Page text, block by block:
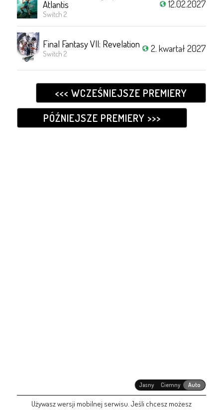
Atlantis
Switch 2
12.02.2027
Final Fantasy VII: Revelation
Switch 2 2. kwartał 2027
<<< WCZEŚNIEJSZE PREMIERY
PÓŹNIEJSZE PREMIERY >>>
Jasny Ciemny Auto
Używasz wersji mobilnej serwisu. Jeśli chcesz możesz